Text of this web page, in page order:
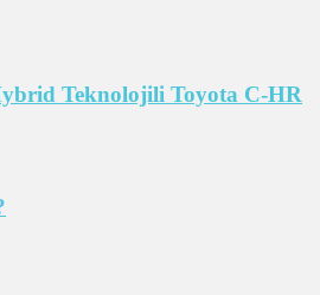
Teknolojili Toyota C-HR